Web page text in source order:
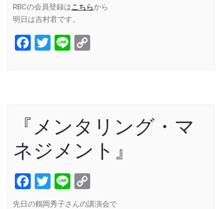
RBCの会員登録はこちらから
明日は吉村君です。
Facebook
Twitter
Line
『メンタリング・マ
ネジメント』
Facebook
Twitter
Line
Link
先日の鶴岡秀子さんの講演会で